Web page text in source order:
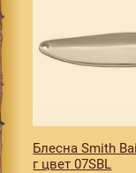
Блесна Smith
г цвет 07SBL